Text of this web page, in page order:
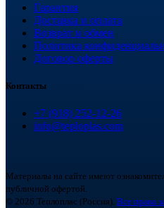
Гарантия
Доставка и оплата
Возврат и обмен
Политика
Договор оферты
Контакты
+7 (918) 252-12-26
info@teploplas.com
Материалы на сайте имеют
публичной офертой.
© 2026 Теплоплас (Россия). Все права